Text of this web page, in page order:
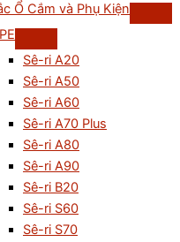
Ổ Cắm và Phụ Kiện
Sê-ri A20
Sê-ri A50
Sê-ri A60
Sê-ri A70 Plus
Sê-ri A80
Sê-ri A90
Sê-ri B20
Sê-ri S60
Sê-ri S70